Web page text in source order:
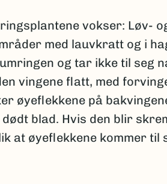
vokser: Løv-
med lauvkratt og i
og tar ikke til seg
vingene flatt, med
øyeflekkene på
blad. Hvis den blir
at øyeflekkene kommer til